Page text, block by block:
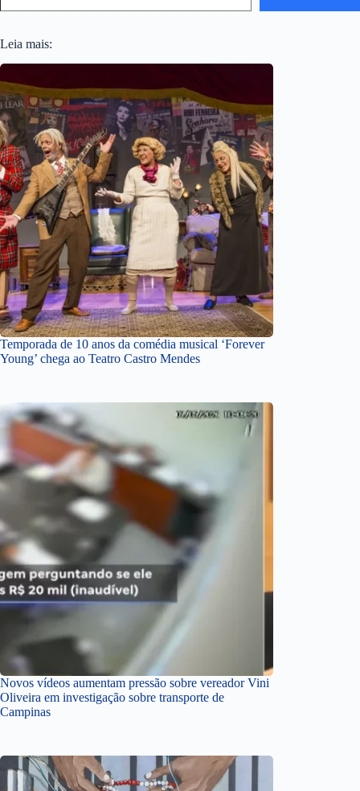
Leia mais:
Temporada de 10 anos da comédia musical ‘Forever
Young’ chega ao Teatro Castro Mendes
Novos vídeos aumentam pressão sobre vereador Vini
Oliveira em investigação sobre transporte de
Campinas